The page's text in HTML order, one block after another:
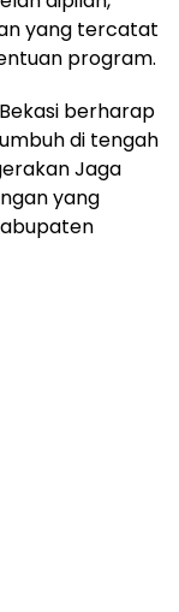
yang tercatat
program.
berharap
di tengah
Jaga
yang